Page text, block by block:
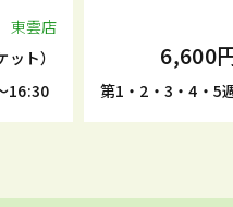
東雲店
ト）
16:30
6,600
第1・2・3・4・5